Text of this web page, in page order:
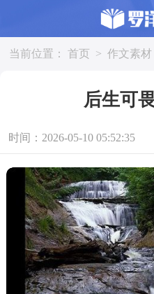
当前位置： 首页 > 作文素材
后生可
时间：2026-05-10 05:52:35